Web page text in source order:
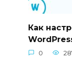
Как
0